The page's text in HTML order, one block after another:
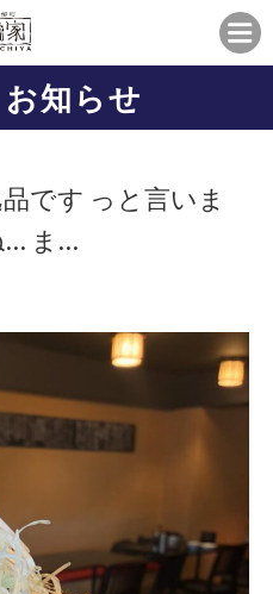
知らせ
です っと言いま
… ま…